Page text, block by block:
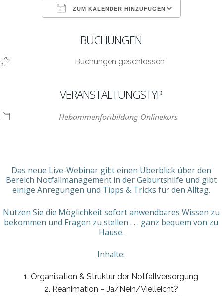
ZUM KALENDER HINZUFÜGEN
BUCHUNGEN
Buchungen geschlossen
VERANSTALTUNGSTYP
Hebammenfortbildung Onlinekurs
Das neue Live-Webinar gibt einen Überblick über den
Bereich Notfallmanagement in der Geburtshilfe und gibt
einige Anregungen und Tipps & Tricks für den Alltag.
Nutzen Sie die Möglichkeit sofort anwendbares Wissen zu
bekommen und Fragen zu stellen . . . ganz bequem von zu
Hause.
Inhalte:
Organisation & Struktur der Notfallversorgung
Reanimation – Ja/Nein/Vielleicht?